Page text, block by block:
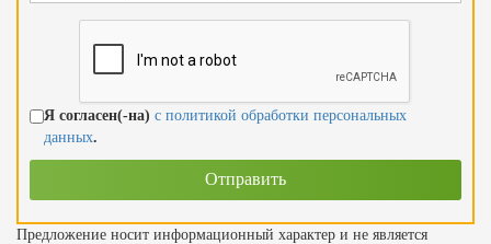
Я согласен(-на) с политикой обработки персональных
данных.
Предложение носит информационный характер и не является